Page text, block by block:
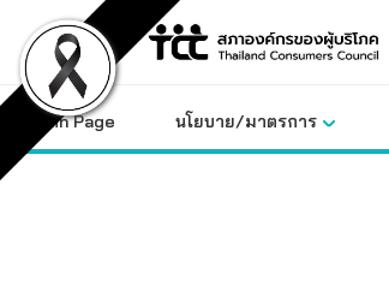
content
Main Page นโยบาย/มาตรการ